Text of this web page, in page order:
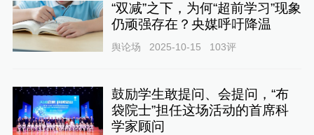
“双减”之下，为何“超前学习”现象
仍顽强存在？央媒呼吁降温
舆论场 2025-10-15 103评
鼓励学生敢提问、会提问，“布
袋院士”担任这场活动的首席科
学家顾问